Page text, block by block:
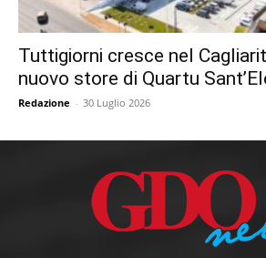
Tuttigiorni cresce nel
nuovo store di Quartu
Redazione - 30 Luglio 2026